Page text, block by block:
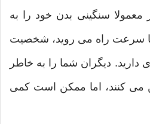
معمولا سنگینی بدن خود را به
سرعت راه می روید، شخصیت
دارید. دیگران شما را به خاطر
می کنند، اما ممکن است کمی